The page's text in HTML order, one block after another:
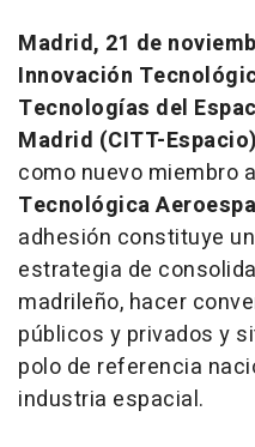
Madrid, 21 de
Innovación
Tecnologías del
Madrid (CITT-Espacio)
como nuevo miembro
Tecnológica
adhesión constituye
estrategia de
madrileño, hacer
públicos y privados y
polo de referencia
industria espacial.